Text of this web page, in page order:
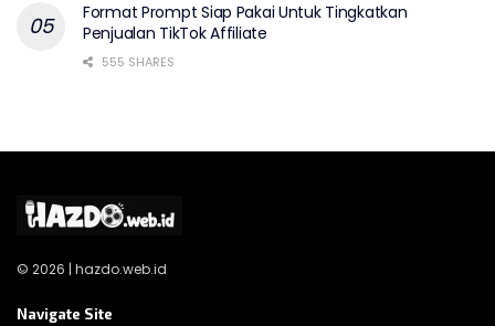
Format Prompt Siap Pakai Untuk Tingkatkan
Penjualan TikTok Affiliate
555 SHARES
© 2026 | hazdo.web.id
Navigate Site